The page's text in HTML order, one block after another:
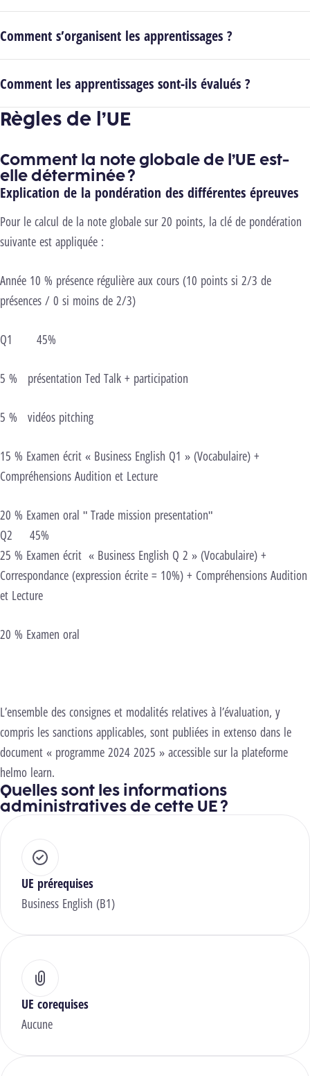
Comment s’organisent les apprentissages ?
Comment les apprentissages sont-ils évalués ?
Règles de l’UE
Comment la note globale de l’UE est-
elle déterminée ?
Explication de la pondération des différentes épreuves
Pour le calcul de la note globale sur 20 points, la clé de pondération
suivante est appliquée :
Année 10 % présence régulière aux cours (10 points si 2/3 de
présences / 0 si moins de 2/3)
Q1 45%
5 % présentation Ted Talk + participation
5 % vidéos pitching
15 % Examen écrit « Business English Q1 » (Vocabulaire) +
Compréhensions Audition et Lecture
20 % Examen oral " Trade mission presentation"
Q2 45%
25 % Examen écrit « Business English Q 2 » (Vocabulaire) +
Correspondance (expression écrite = 10%) + Compréhensions Audition
et Lecture
20 % Examen oral
L’ensemble des consignes et modalités relatives à l’évaluation, y
compris les sanctions applicables, sont publiées in extenso dans le
document « programme 2024 2025 » accessible sur la plateforme
helmo learn.
Quelles sont les informations
administratives de cette UE ?
UE prérequises
Business English (B1)
UE corequises
Aucune